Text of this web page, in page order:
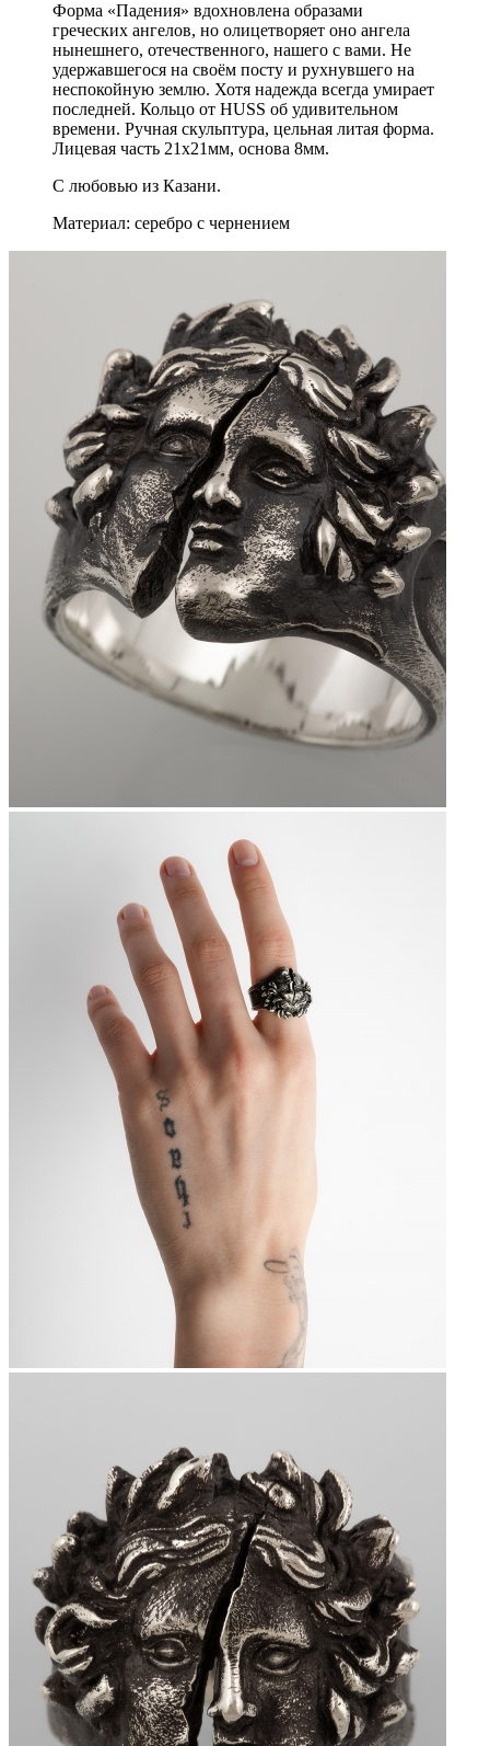
Форма «Падения» вдохновлена образами
греческих ангелов, но олицетворяет оно ангела
нынешнего, отечественного, нашего с вами. Не
удержавшегося на своём посту и рухнувшего на
неспокойную землю. Хотя надежда всегда умирает
последней. Кольцо от HUSS об удивительном
времени. Ручная скульптура, цельная литая форма.
Лицевая часть 21x21мм, основа 8мм.
С любовью из Казани.
Материал: серебро с чернением